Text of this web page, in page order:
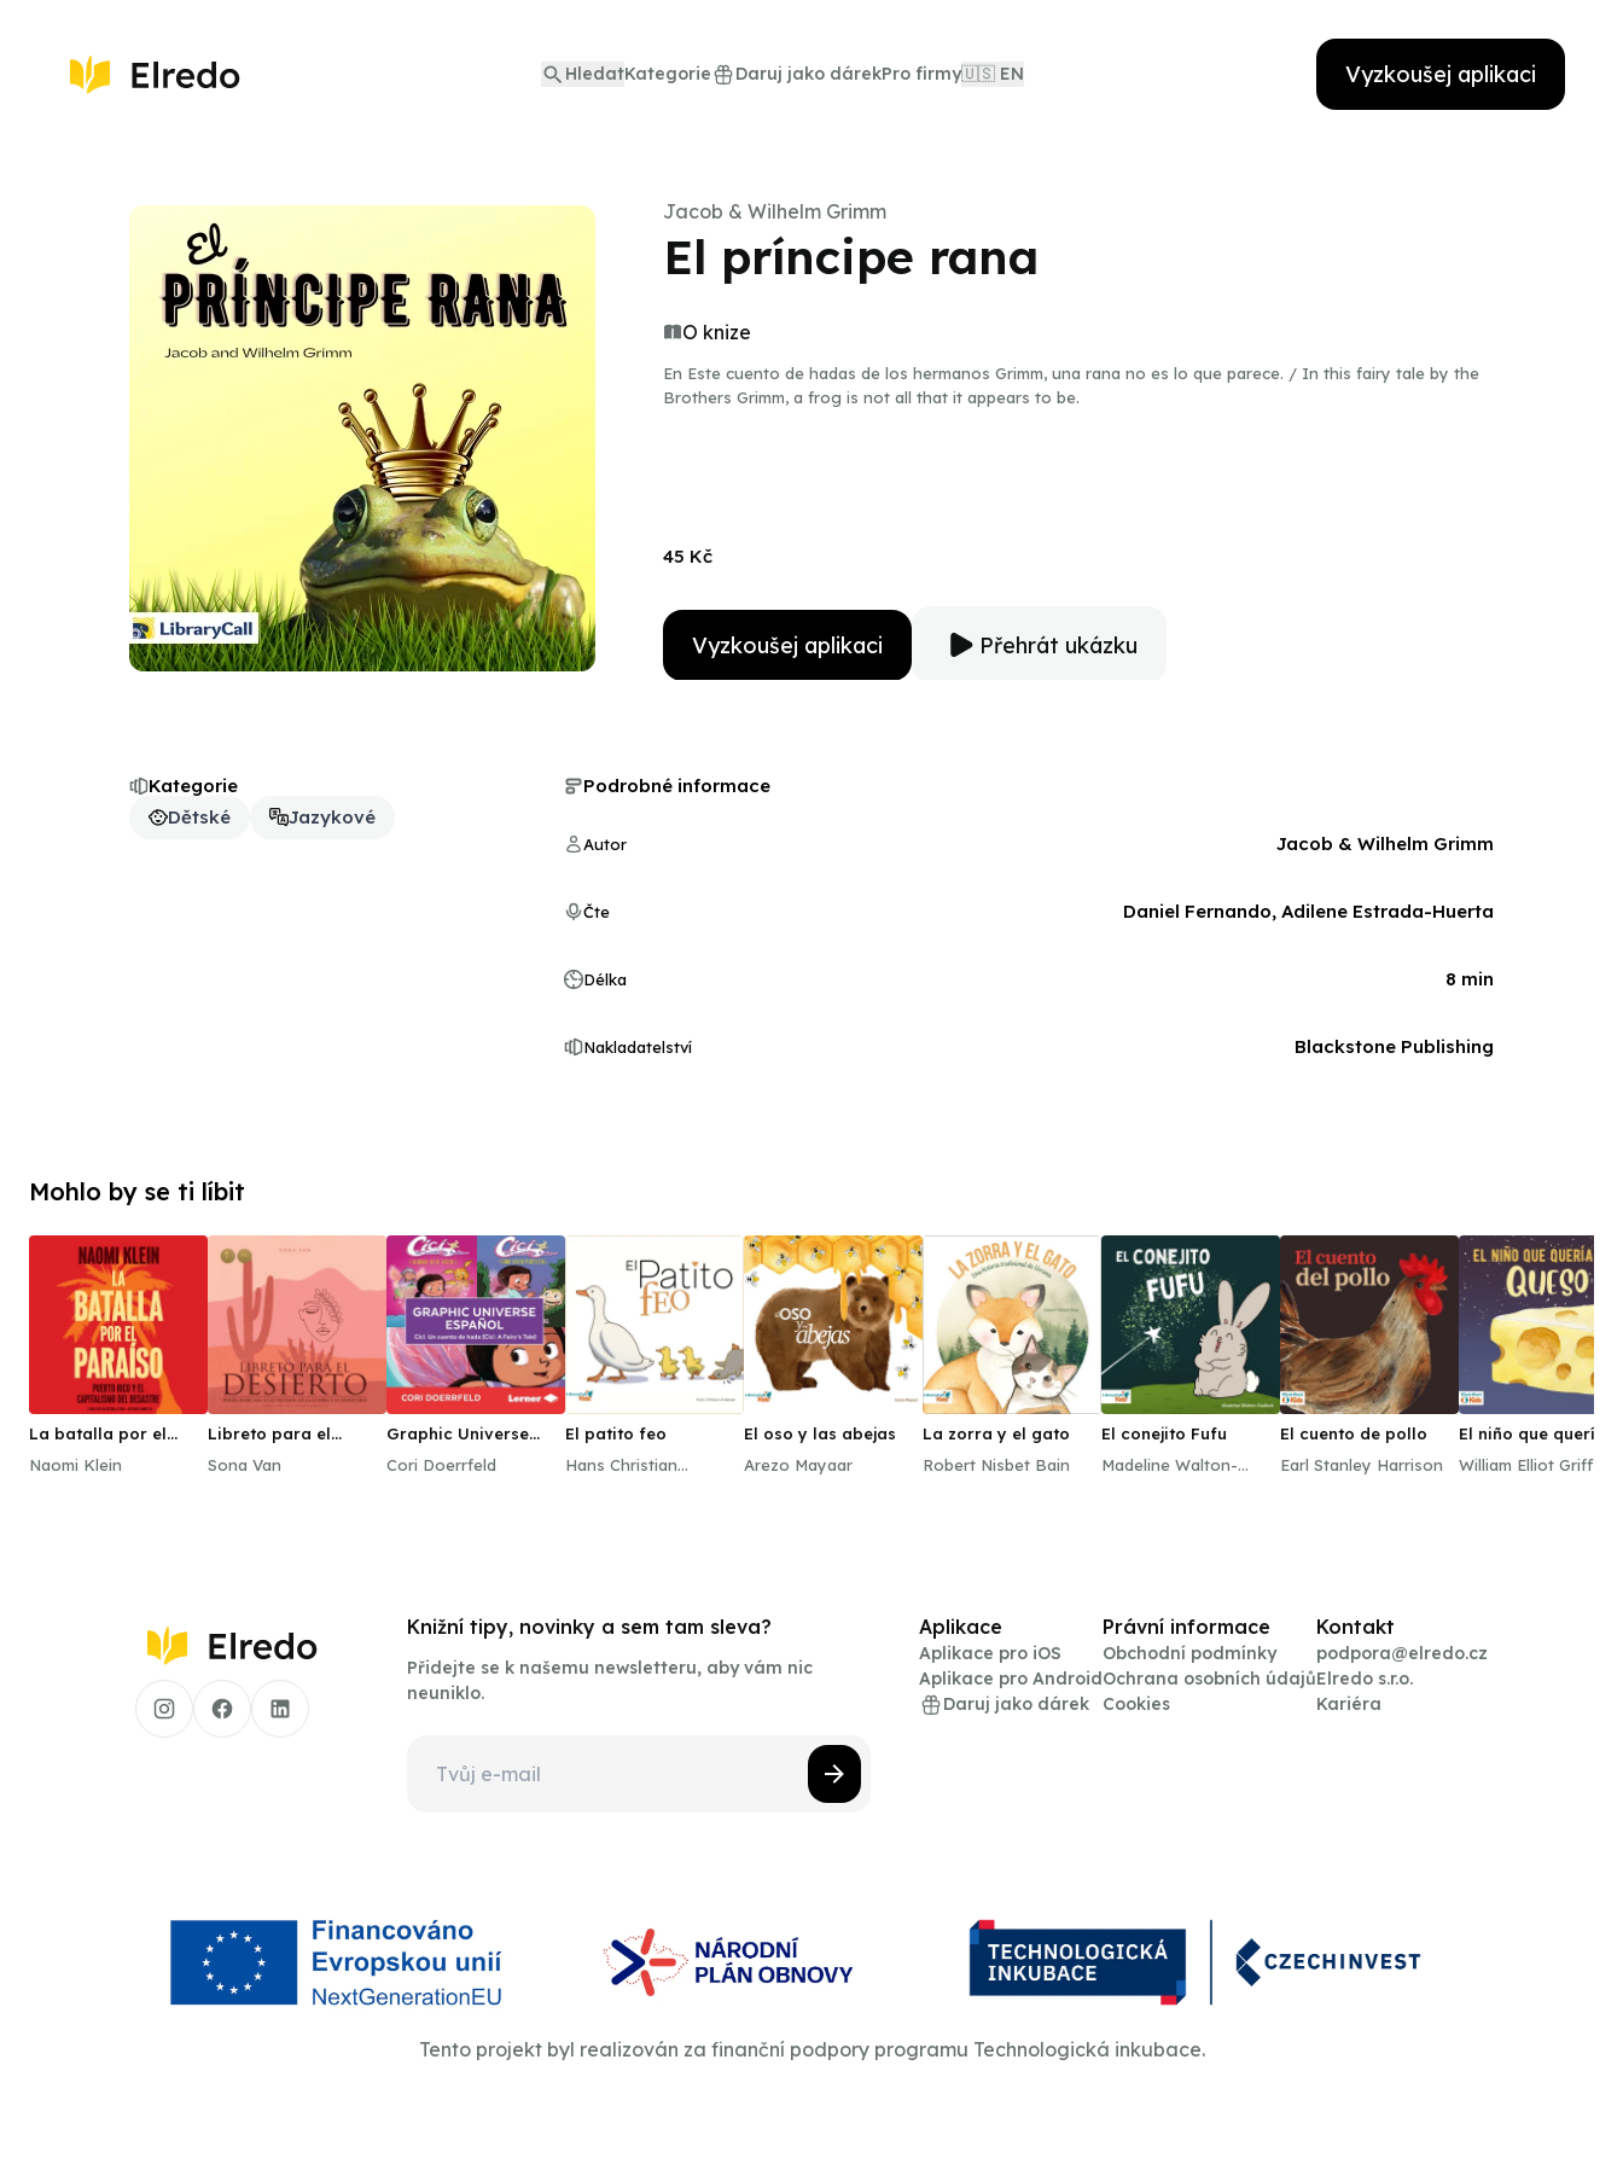
HledatKategorie Daruj jako dárekPro firmy🇺🇸 EN Vyzkoušej aplikaci
Jacob & Wilhelm Grimm
El príncipe rana
O knize
En Este cuento de hadas de los hermanos Grimm, una rana no es lo que parece. / In this fairy tale by the
Brothers Grimm, a frog is not all that it appears to be.
45 Kč
Vyzkoušej aplikaci Přehrát ukázku
Kategorie
Dětské
Jazykové
Podrobné informace
Autor Jacob & Wilhelm Grimm
Čte Daniel Fernando, Adilene Estrada-Huerta
Délka 8 min
Nakladatelství Blackstone Publishing
Mohlo by se ti líbit
La batalla por el
Naomi Klein
Libreto para el
dedicada a las
Sona Van
Graphic Universe
Cori Doerrfeld
El patito feo
Hans Christian
El oso y las abejas
Arezo Mayaar
La zorra y el gato
Robert Nisbet Bain
El conejito Fufu
Madeline Walton-
El cuento de pollo
Earl Stanley Harrison
El niño que quería
William Elliot Griffis
Knižní tipy, novinky a sem tam sleva?
Přidejte se k našemu newsletteru, aby vám nic
neuniklo.
Aplikace
Aplikace pro iOS
Aplikace pro Android
Daruj jako dárek
Právní informace
Obchodní podmínky
Ochrana osobních údajů
Cookies
Kontakt
podpora@elredo.cz
Elredo s.r.o.
Kariéra
Tento projekt byl realizován za finanční podpory programu Technologická inkubace.